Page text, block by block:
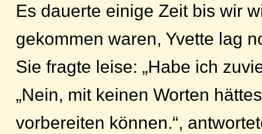
Es dauerte einige Zeit bis wir
gekommen waren, Yvette lag
Sie fragte leise: „Habe ich
„Nein, mit keinen Worten
vorbereiten können.“,